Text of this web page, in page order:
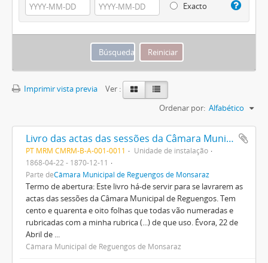
Exacto
Imprimir vista previa
Ver :
Ordenar por: Alfabético
Livro das actas das sessões da Câmara Municipal de Reguengos com início a 31 de Maio de 1868
PT MRM CMRM-B-A-001-0011
Unidade de instalação
1868-04-22 - 1870-12-11
Parte deCâmara Municipal de Reguengos de Monsaraz
Termo de abertura: Este livro há-de servir para se lavrarem as
actas das sessões da Câmara Municipal de Reguengos. Tem
cento e quarenta e oito folhas que todas vão numeradas e
rubricadas com a minha rubrica (...) de que uso. Évora, 22 de
Abril de ...
Câmara Municipal de Reguengos de Monsaraz